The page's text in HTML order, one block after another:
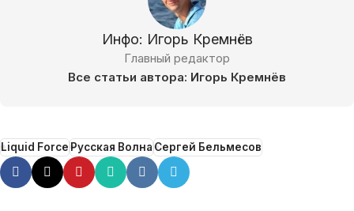
Инфо: Игорь Кремнёв
Главный редактор
Все статьи автора: Игорь Кремнёв
Liquid ForceРусская ВолнаСергей Бельмесов